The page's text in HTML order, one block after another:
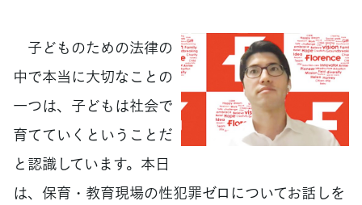
子どものための法律の
中で本当に大切なことの
一つは、子どもは社会で
育てていくということだ
と認識しています。本日
は、保育・教育現場の性犯罪ゼロについてお話しを